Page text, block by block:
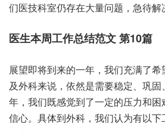
们医技科室仍存在大量问题，急待解
医生本周工作总结范文 第10篇
展望即将到来的一年，我们充满了
及外科来说，依然是需要稳定、巩
年，我们既感觉到了一定的压力和
信心。具体到外科，我们认为有以